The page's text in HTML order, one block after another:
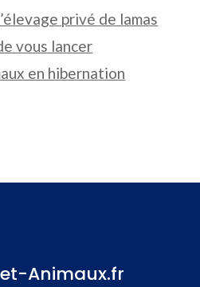
privé de lamas
vous lancer
en hibernation
Animaux.fr